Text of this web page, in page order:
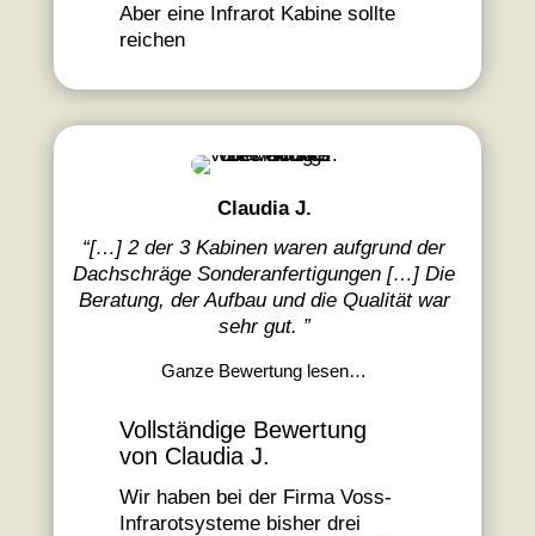
Aber eine Infrarot Kabine sollte
reichen
Claudia J.
“[…] 2der 3 Kabinen waren aufgrund der
Dachschräge Sonderanfertigungen […] Die
Beratung, der Aufbau und die Qualität war
sehr gut. ”
Ganze Bewertung lesen…
Vollständige Bewertung
von Claudia J.
Wir haben bei der Firma Voss-
Infrarotsysteme bisher drei